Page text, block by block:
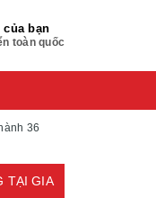
của bạn
toàn quốc
36
TẠI GIA